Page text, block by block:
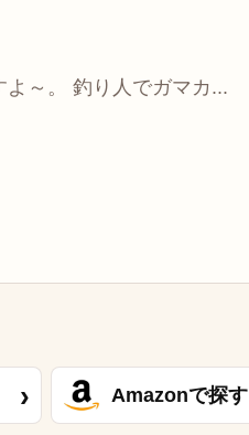
～。 釣り人でガマカ...
› Amazonで探す